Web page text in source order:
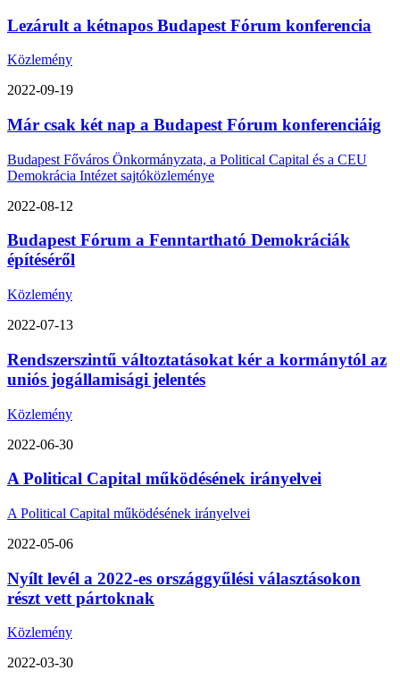
Lezárult a kétnapos Budapest Fórum konferencia
Közlemény
2022-09-19
Már csak két nap a Budapest Fórum konferenciáig
Budapest Főváros Önkormányzata, a Political Capital és a CEU
Demokrácia Intézet sajtóközleménye
2022-08-12
Budapest Fórum a Fenntartható Demokráciák
építéséről
Közlemény
2022-07-13
Rendszerszintű változtatásokat kér a kormánytól az
uniós jogállamisági jelentés
Közlemény
2022-06-30
A Political Capital működésének irányelvei
A Political Capital működésének irányelvei
2022-05-06
Nyílt levél a 2022-es országgyűlési választásokon
részt vett pártoknak
Közlemény
2022-03-30